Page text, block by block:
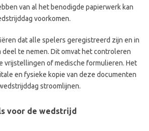
van al het benodigde papierwerk kan
voorkomen.
dat alle spelers geregistreerd zijn en in
deel te nemen. Dit omvat het controleren
vrijstellingen of medische formulieren. Het
en fysieke kopie van deze documenten
stroomlijnen.
voor de wedstrijd